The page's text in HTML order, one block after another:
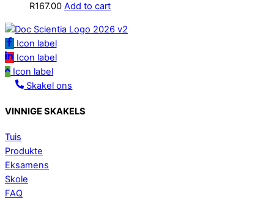
R167.00 Add to cart
Icon label
Icon label
Icon label
Skakel ons
VINNIGE SKAKELS
Tuis
Produkte
Eksamens
Skole
FAQ